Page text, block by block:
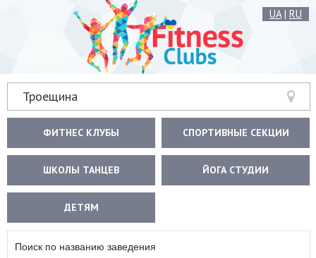
UA| RU
Троещина
ФИТНЕС КЛУБЫ СПОРТИВНЫЕ СЕКЦИИ
ШКОЛЫ ТАНЦЕВ ЙОГА СТУДИИ
ДЕТЯМ